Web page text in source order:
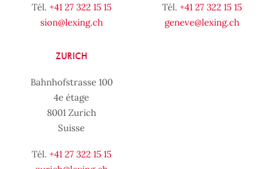
Tél. +41 27 322 15 15
sion@lexing.ch
Tél. +41 27 322 15 15
geneve@lexing.ch
ZURICH
Bahnhofstrasse 100
4e étage
8001 Zurich
Suisse
Tél. +41 27 322 15 15